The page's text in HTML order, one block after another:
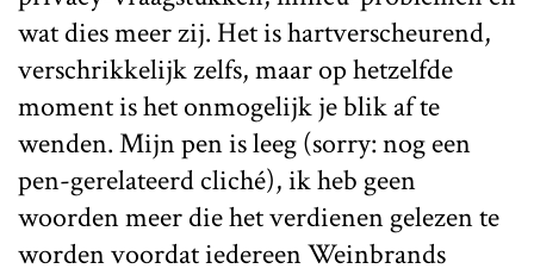
wat dies meer zij. Het is hartverscheurend,
verschrikkelijk zelfs, maar op hetzelfde
moment is het onmogelijk je blik af te
wenden. Mijn pen is leeg (sorry: nog een
pen-gerelateerd cliché), ik heb geen
woorden meer die het verdienen gelezen te
worden voordat iedereen Weinbrands